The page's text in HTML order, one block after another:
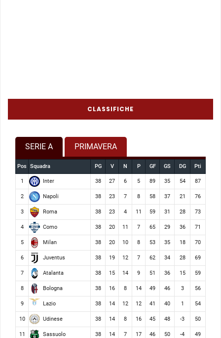
CLASSIFICHE
SERIE A PRIMAVERA
Pos Squadra PG V N P GF GS DG Pti
1 Inter 38 27 6 5 89 35 54 87
2 Napoli 38 23 7 8 58 37 21 76
3 Roma 38 23 4 11 59 31 28 73
4 Como 38 20 11 7 65 29 36 71
5 Milan 38 20 10 8 53 35 18 70
6 Juventus 38 19 12 7 62 34 28 69
7 Atalanta 38 15 14 9 51 36 15 59
8 Bologna 38 16 8 14 49 46 3 56
9 Lazio 38 14 12 12 41 40 1 54
10 Udinese 38 14 8 16 45 48 -3 50
11 Sassuolo 38 14 7 17 46 50 -4 49